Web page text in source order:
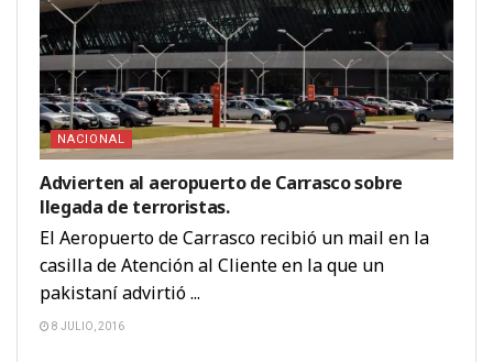
NACIONAL
Advierten al aeropuerto de Carrasco sobre
llegada de terroristas.
El Aeropuerto de Carrasco recibió un mail en la
casilla de Atención al Cliente en la que un
pakistaní advirtió ...
8 JULIO, 2016